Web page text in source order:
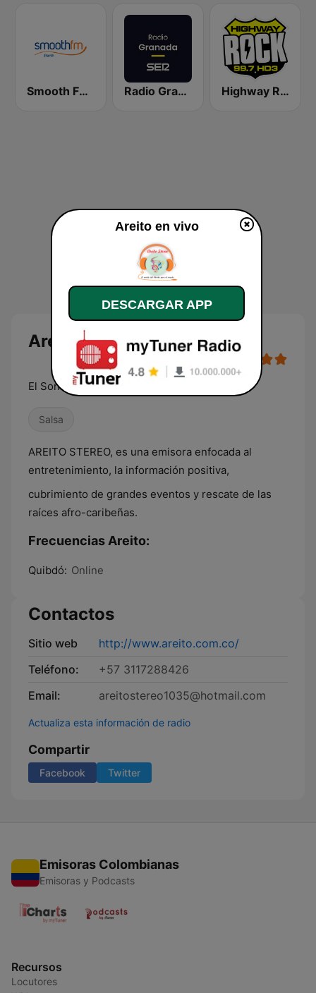
Smooth FM Perth Radio Granada SER Highway Rock
Areito en vivo
El Sonido del Atrato para el Mundo
Salsa
AREITO STEREO, es una emisora enfocada al
entretenimiento, la información positiva,
cubrimiento de grandes eventos y rescate de las
raíces afro-caribeñas.
Frecuencias Areito:
Quibdó: Online
Contactos
Sitio web
http://www.areito.com.co/
Teléfono:
+57 3117288426
Email:
areitostereo1035@hotmail.com
Actualiza esta información de radio
Compartir
Facebook Twitter
Emisoras Colombianas
Emisoras y Podcasts
Recursos
Locutores
Areito en vivo
DESCARGAR APP